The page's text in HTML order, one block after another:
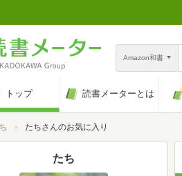
Amazon和書
トップ 読書メーターとは
たちさんのお気に入り
たち